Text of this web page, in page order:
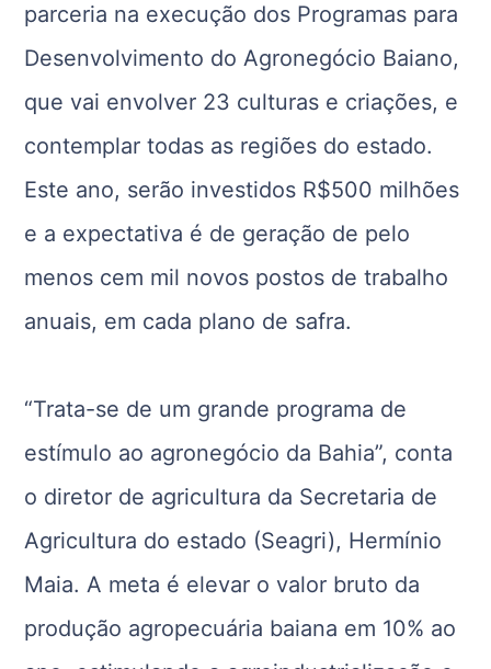
parceria na execução dos Programas para
Desenvolvimento do Agronegócio Baiano,
que vai envolver 23 culturas e criações, e
contemplar todas as regiões do estado.
Este ano, serão investidos R$500 milhões
e a expectativa é de geração de pelo
menos cem mil novos postos de trabalho
anuais, em cada plano de safra.
“Trata-se de um grande programa de
estímulo ao agronegócio da Bahia”, conta
o diretor de agricultura da Secretaria de
Agricultura do estado (Seagri), Hermínio
Maia. A meta é elevar o valor bruto da
produção agropecuária baiana em 10% ao